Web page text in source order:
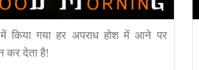
किया गया हर अपराध होश में आने पर
कर देता है!